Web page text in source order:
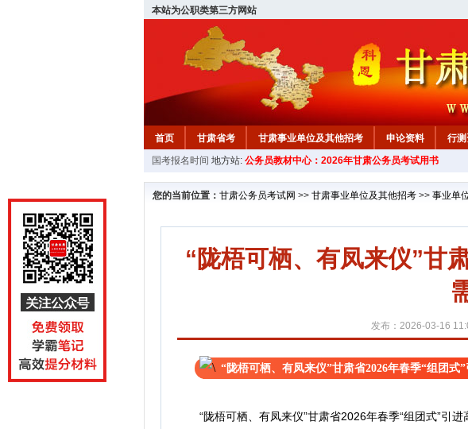
本站为公职类第三方网站
首页 甘肃省考 甘肃事业单位及其他招考 申论资料 行
国考报名时间 地方站: 公务员教材中心：2026年甘肃公务员考试用书
您的当前位置： 甘肃公务员考试网 >> 甘肃事业单位及其他招考 >> 事业单
“陇梧可栖、有凤来仪”甘
发布：2026-03-16
“陇梧可栖、有凤来仪”甘肃省2026年春季“组团式
“陇梧可栖、有凤来仪”甘肃省2026年春季“组团式”引进